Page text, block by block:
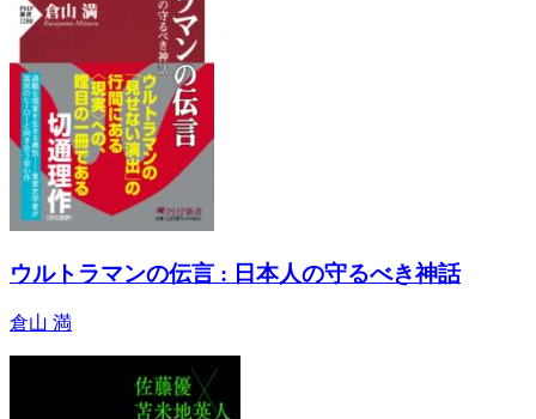
ウルトラマンの伝言 : 日本人の守るべき神話
倉山 満